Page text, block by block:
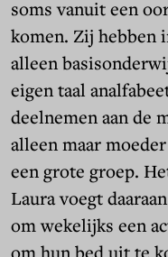
soms vanuit een
komen. Zij hebben
alleen
eigen taal
deelnemen aan de
alleen maar
een grote groep.
Laura voegt
om wekelijks een
om hun bed uit te